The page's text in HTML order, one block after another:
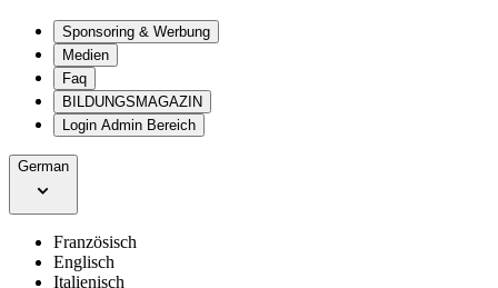
Sponsoring & Werbung
Medien
Faq
BILDUNGSMAGAZIN
Login Admin Bereich
German
Französisch
Englisch
Italienisch